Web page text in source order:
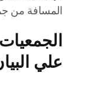
المسافة من
علي